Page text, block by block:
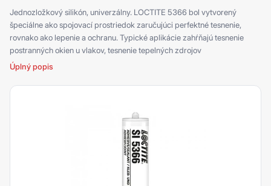
Jednozložkový silikón, univerzálny. LOCTITE 5366 bol vytvorený
špeciálne ako spojovací prostriedok zaručujúci perfektné tesnenie,
rovnako ako lepenie a ochranu. Typické aplikácie zahŕňajú tesnenie
postranných okien u vlakov, tesnenie tepelných zdrojov
Úplný popis